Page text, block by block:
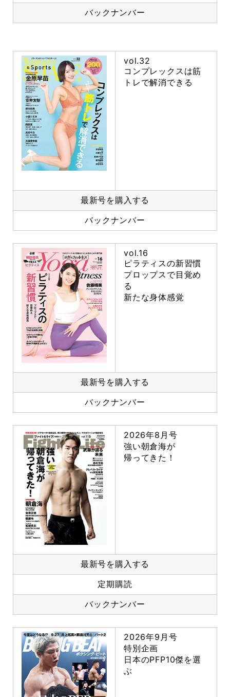
バックナンバー
vol.32
コンプレックスは筋
トレで解消できる
最新号を購入する
バックナンバー
vol.16
ピラティスの新習慣
プロップスで目覚め
る
新たな身体感覚
最新号を購入する
バックナンバー
2026年8月号
強い朝倉海が
帰ってきた！
最新号を購入する
定期購読
バックナンバー
2026年9月号
特別企画
日本のPFP10傑を選
ぶ